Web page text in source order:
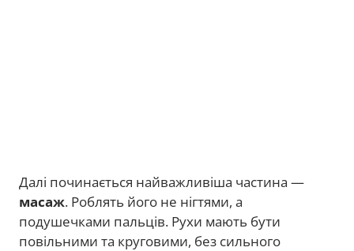
Далі починається найважливіша частина —
масаж. Роблять його не нігтями, а
подушечками пальців. Рухи мають бути
повільними та круговими, без сильного